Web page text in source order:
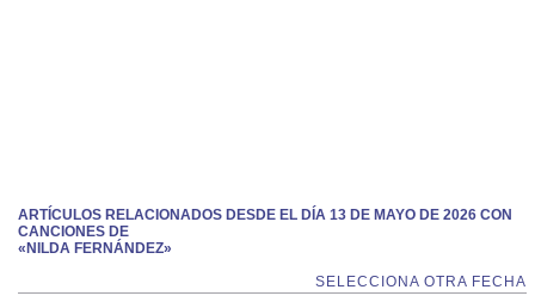
ARTÍCULOS RELACIONADOS DESDE EL DÍA 13 DE MAYO DE 2026 CON
CANCIONES DE
«NILDA FERNÁNDEZ»
SELECCIONA OTRA FECHA